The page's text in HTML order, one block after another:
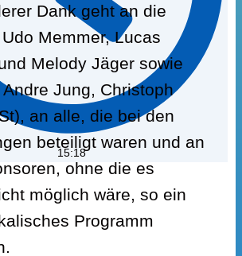
15:18
Dank geht an die
Memmer, Lucas
Melody Jäger sowie
Jung, Christoph
an alle, die bei den
beteiligt waren und an
ohne die es
möglich wäre, so ein
Programm